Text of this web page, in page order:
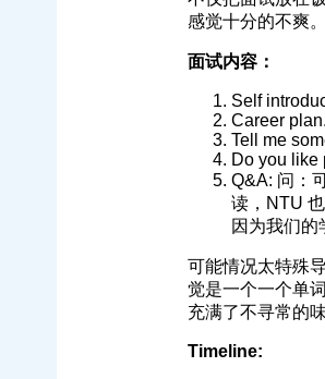
感觉十分的不爽。
面试内容：
Self
Career plan.
Tell me
Do you like
Q&A: 问：
读，NTU
因为我们的
可能情况太特殊
觉是一个一个单
充满了不寻常的
Timeline: